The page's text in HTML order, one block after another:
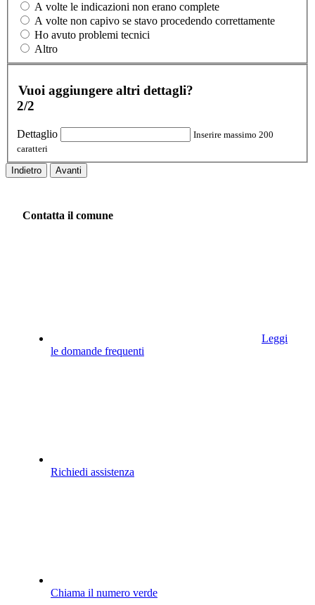
A volte le indicazioni non erano complete
A volte non capivo se stavo procedendo correttamente
Ho avuto problemi tecnici
Altro
Vuoi aggiungere altri dettagli?
2/2
Dettaglio
Inserire massimo 200
caratteri
Indietro Avanti
Contatta il comune
Leggi
le domande frequenti
Richiedi assistenza
Chiama il numero verde